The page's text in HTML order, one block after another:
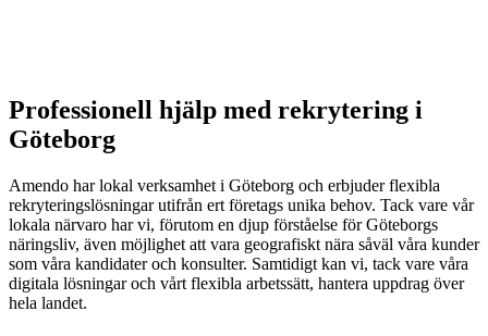
Professionell hjälp med rekrytering i
Göteborg
Amendo har lokal verksamhet i Göteborg och erbjuder flexibla
rekryteringslösningar utifrån ert företags unika behov. Tack vare vår
lokala närvaro har vi, förutom en djup förståelse för Göteborgs
näringsliv, även möjlighet att vara geografiskt nära såväl våra kunder
som våra kandidater och konsulter. Samtidigt kan vi, tack vare våra
digitala lösningar och vårt flexibla arbetssätt, hantera uppdrag över
hela landet.